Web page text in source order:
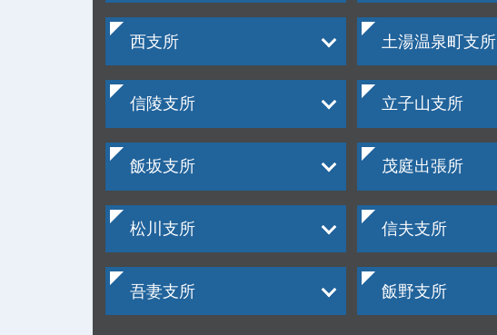
西支所 土湯温泉町支所
信陵支所 立子山支所
飯坂支所 茂庭出張所
松川支所 信夫支所
吾妻支所 飯野支所